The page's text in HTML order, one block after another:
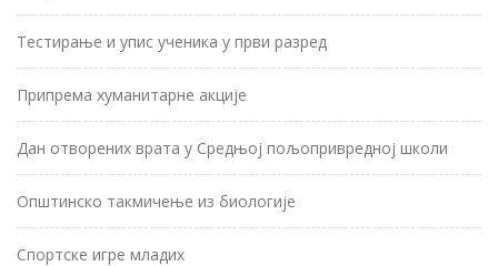
Тестирање и упис ученика у први разред
Припрема хуманитарне акције
Дан отворених врата у Средњој пољопривредној школи
Општинско такмичење из биологије
Спортске игре младих